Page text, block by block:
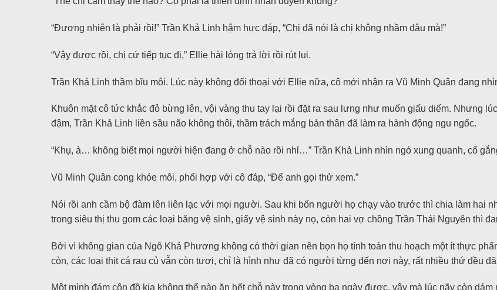
“Đương nhiên là phải rồi!” Trần Khả Linh hậm hực đáp, “Chị đã nói là chị không nhầm đâu mà!”
“Vậy được rồi, chị cứ tiếp tục đi,” Ellie hài lòng trả lời rồi rút lui.
Trần Khả Linh thầm bĩu môi. Lúc này không đối thoại với Ellie nữa, cô mới nhận ra Vũ Minh Quân đang
Khuôn mặt cô tức khắc đỏ bừng lên, vội vàng thu tay lại rồi đặt ra sau lưng như muốn giấu diếm. Nhưng
đậm, Trần Khả Linh liền sầu não không thôi, thầm trách mắng bản thân đã làm ra hành động ngu ngốc.
“Khụ, à… không biết mọi người hiện đang ở chỗ nào rồi nhỉ…” Trần Khả Linh nhìn ngó xung quanh, cố
Vũ Minh Quân cong khóe môi, phối hợp với cô đáp, “Để anh gọi thử xem.”
Nói rồi anh cầm bộ đàm lên liên lạc với mọi người. Sau khi bốn người họ chạy vào trước thì chia làm hai
trong siêu thị thu gom các loại băng vệ sinh, giấy vệ sinh này nọ, còn hai vợ chồng Trần Thái Nguyên thì
Bởi vì không gian của Ngô Khả Phương không có thời gian nên bọn họ tính toán thu hoạch một ít thực
còn, các loại thịt cá rau củ vẫn còn tươi, chỉ là hình như đã có người từng đến nơi này, rất nhiều thứ đều đã
Một mình đám côn đồ kia không thể nào ăn hết chỗ này trong vòng ba ngày được, vậy mà lúc nãy còn